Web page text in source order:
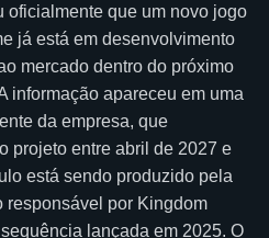
oficialmente que um novo jogo
já está em desenvolvimento
mercado dentro do próximo
informação apareceu em uma
da empresa, que
projeto entre abril de 2027 e
está sendo produzido pela
responsável por Kingdom
lançada em 2025. O